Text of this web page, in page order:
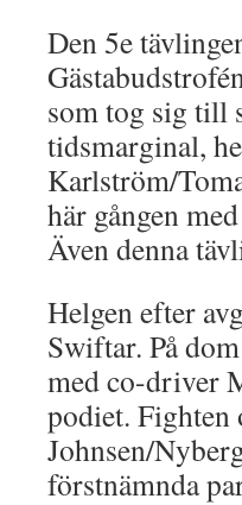
Den 5e
som tog sig till
tidsmarginal,
Karlström/
här gången
Även denna
Helgen efter
Swiftar. På
med co-driver
podiet. Fighten
Johnsen/
förstnämnda